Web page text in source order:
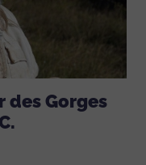
des Gorges